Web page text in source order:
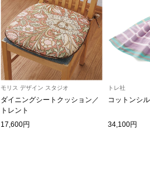
すべて見る
和装
和装小物
その他
その他
モリス デザイン スタジオ
ダイニングシートクッション／
トレント
17,600円
トレ社
コットンシ
34,100円